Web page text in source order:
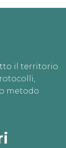
il territorio
metodo